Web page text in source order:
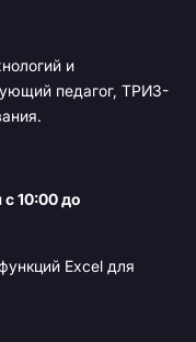
и
педагог, ТРИЗ-
с 10:00 до
Excel для